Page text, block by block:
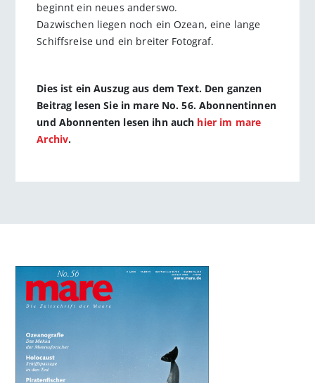
beginnt ein neues anderswo.
Dazwischen liegen noch ein Ozean, eine lange
Schiffsreise und ein breiter Fotograf.
Dies ist ein Auszug aus dem Text. Den ganzen
Beitrag lesen Sie in mare No. 56. Abonnentinnen
und Abonnenten lesen ihn auch hier im mare
Archiv.